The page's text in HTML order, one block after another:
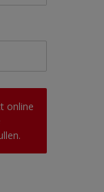
online